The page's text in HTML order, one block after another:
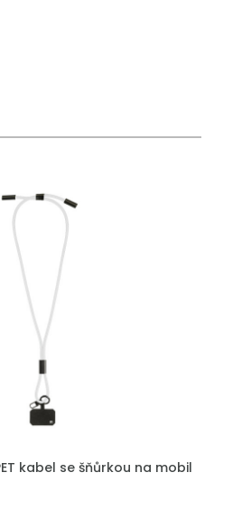
kabel se šňůrkou na mobil